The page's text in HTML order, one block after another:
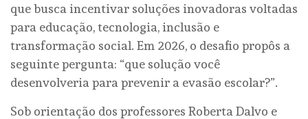
que busca incentivar soluções inovadoras voltadas
para educação, tecnologia, inclusão e
transformação social. Em 2026, o desafio propôs a
seguinte pergunta: “que solução você
desenvolveria para prevenir a evasão escolar?”.
Sob orientação dos professores Roberta Dalvo e